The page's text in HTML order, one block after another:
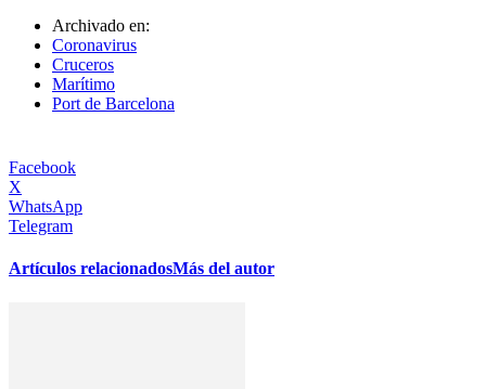
Archivado en:
Coronavirus
Cruceros
Marítimo
Port de Barcelona
Facebook
X
WhatsApp
Telegram
Artículos relacionadosMás del autor